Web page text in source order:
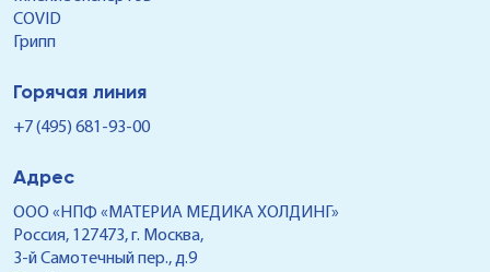
COVID
Грипп
Горячая линия
+7 (495) 681-93-00
Адрес
ООО «НПФ «МАТЕРИА МЕДИКА ХОЛДИНГ»
Россия, 127473, г. Москва,
3-й Самотечный пер., д.9